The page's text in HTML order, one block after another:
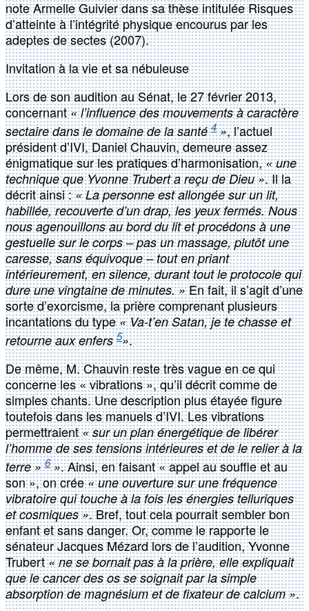
note Armelle Guivier dans sa thèse intitulée Risques
d’atteinte à l’intégrité physique encourus par les
adeptes de sectes (2007).
Invitation à la vie et sa nébuleuse
Lors de son audition au Sénat, le 27 février 2013,
concernant« l’influence des mouvements à caractère
sectaire dans le domaine de la santé4», l’actuel
président d’IVI, Daniel Chauvin, demeure assez
énigmatique sur les pratiques d’harmonisation,« une
technique que Yvonne Trubert a reçu de Dieu ». Il la
décrit ainsi :« La personne est allongée sur un lit,
habillée, recouverte d’un drap, les yeux fermés. Nous
nous agenouillons au bord du lit et procédons à une
gestuelle sur le corps – pas un massage, plutôt une
caresse, sans équivoque – tout en priant
intérieurement, en silence, durant tout le protocole qui
dure une vingtaine de minutes. »En fait, il s’agit d’une
sorte d’exorcisme, la prière comprenant plusieurs
incantations du type« Va-t’en Satan, je te chasse et
retourne aux enfers5».
De même, M. Chauvin reste très vague en ce qui
concerne les « vibrations », qu’il décrit comme de
simples chants. Une description plus étayée figure
toutefois dans les manuels d’IVI. Les vibrations
permettraient« sur un plan énergétique de libérer
l’homme de ses tensions intérieures et de le relier à la
terre »6». Ainsi, en faisant « appel au souffle et au
son », on crée« une ouverture sur une fréquence
vibratoire qui touche à la fois les énergies telluriques
et cosmiques ». Bref, tout cela pourrait sembler bon
enfant et sans danger. Or, comme le rapporte le
sénateur Jacques Mézard lors de l’audition, Yvonne
Trubert« ne se bornait pas à la prière, elle expliquait
que le cancer des os se soignait par la simple
absorption de magnésium et de fixateur de calcium ».